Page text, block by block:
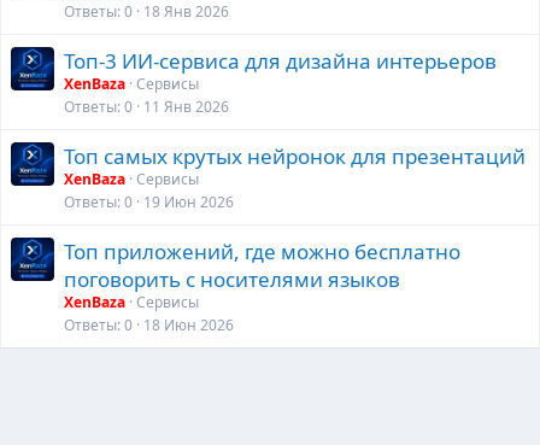
Ответы 0 18 Янв 2026
Топ-3 ИИ-сервиса для дизайна интерьеров
XenBaza Сервисы
Ответы 0 11 Янв 2026
Топ самых крутых нейронок для презентаций
XenBaza Сервисы
Ответы 0 19 Июн 2026
Топ приложений, где можно бесплатно
поговорить с носителями языков
XenBaza Сервисы
Ответы 0 18 Июн 2026